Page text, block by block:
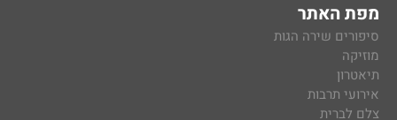
מפת האתר
סיפורים שירה הגות
מוזיקה
תיאטרון
אירועי תרבות
צלם לברית